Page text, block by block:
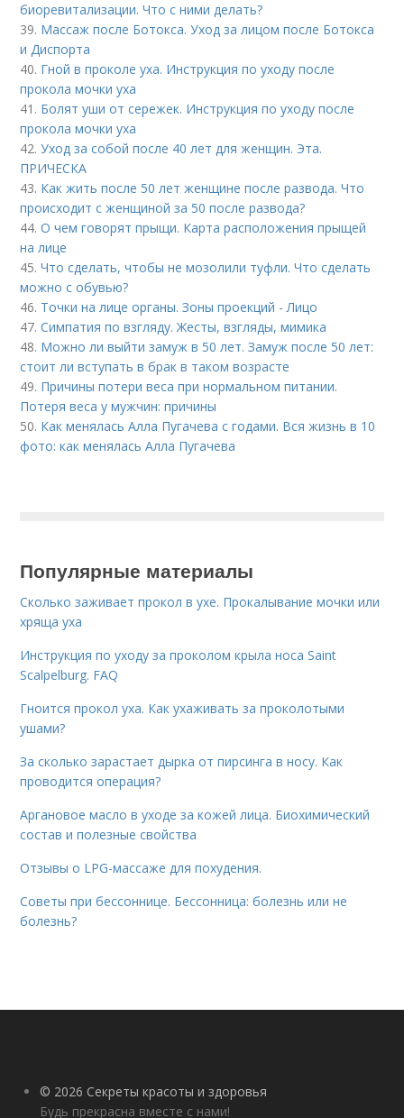
биоревитализации. Что с ними делать?
39. Массаж после Ботокса. Уход за лицом после Ботокса
и Диспорта
40. Гной в проколе уха. Инструкция по уходу после
прокола мочки уха
41. Болят уши от сережек. Инструкция по уходу после
прокола мочки уха
42.Уход за собой после 40 лет для женщин. Эта.
ПРИЧЕСКА
43. Как жить после 50 лет женщине после развода. Что
происходит с женщиной за 50 после развода?
44.О чем говорят прыщи. Карта расположения прыщей
на лице
45.Что сделать, чтобы не мозолили туфли. Что сделать
можно с обувью?
46. Точки на лице органы. Зоны проекций - Лицо
47.Симпатия по взгляду. Жесты, взгляды, мимика
48. Можно ли выйти замуж в 50 лет. Замуж после 50 лет:
стоит ли вступать в брак в таком возрасте
49. Причины потери веса при нормальном питании.
Потеря веса у мужчин: причины
50. Как менялась Алла Пугачева с годами. Вся жизнь в 10
фото: как менялась Алла Пугачева
Популярные материалы
Сколько заживает прокол в ухе. Прокалывание мочки или
хряща уха
Инструкция по уходу за проколом крыла носа Saint
Scalpelburg. FAQ
Гноится прокол уха. Как ухаживать за проколотыми
ушами?
За сколько зарастает дырка от пирсинга в носу. Как
проводится операция?
Аргановое масло в уходе за кожей лица. Биохимический
состав и полезные свойства
Отзывы о LPG-массаже для похудения.
Советы при бессоннице. Бессонница: болезнь или не
болезнь?
© 2026 Секреты красоты и здоровья
Будь прекрасна вместе с нами!